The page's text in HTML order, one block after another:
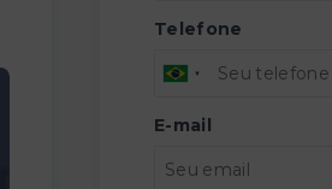
Telefone
E-mail